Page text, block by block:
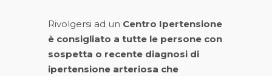
Rivolgersi ad un Centro Ipertensione
è consigliato a tutte le persone con
sospetta o recente diagnosi di
ipertensione arteriosa che